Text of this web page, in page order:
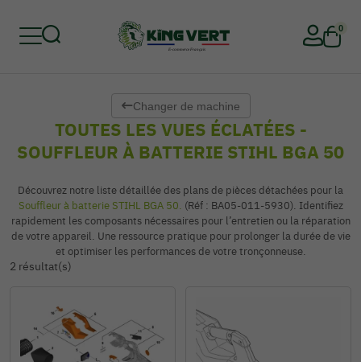
0
Retour
Retour
Retour
Retour
Retour
RetourChanger de machine
TOUTES LES VUES ÉCLATÉES -
SOUFFLEUR À BATTERIE STIHL BGA 50
Découvrez notre liste détaillée des plans de pièces détachées pour la
Souffleur à batterie STIHL BGA 50. (Réf : BA05-011-5930). Identifiez
rapidement les composants nécessaires pour l’entretien ou la réparation
de votre appareil. Une ressource pratique pour prolonger la durée de vie
et optimiser les performances de votre tronçonneuse.
2 résultat(s)